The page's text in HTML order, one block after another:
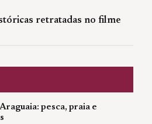
retratadas no filme
pesca, praia e